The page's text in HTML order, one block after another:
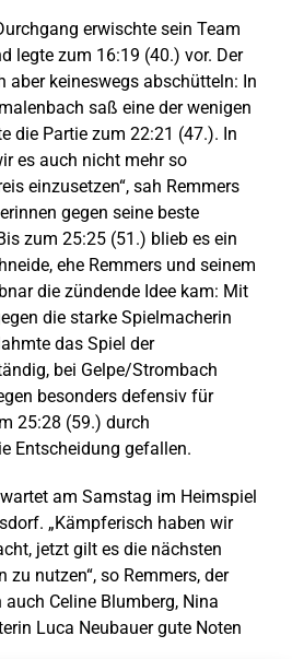
erwischte sein Team
legte zum 16:19 (40.) vor. Der
aber keineswegs abschütteln: In
saß eine der wenigen
die Partie zum 22:21 (47.). In
es auch nicht mehr so
einzusetzen“, sah Remmers
gegen seine beste
zum 25:25 (51.) blieb es ein
ehe Remmers und seinem
die zündende Idee kam: Mit
die starke Spielmacherin
das Spiel der
bei Gelpe/Strombach
besonders defensiv für
25:28 (59.) durch
Entscheidung gefallen.
am Samstag im Heimspiel
„Kämpferisch haben wir
jetzt gilt es die nächsten
zu nutzen“, so Remmers, der
Celine Blumberg, Nina
Luca Neubauer gute Noten